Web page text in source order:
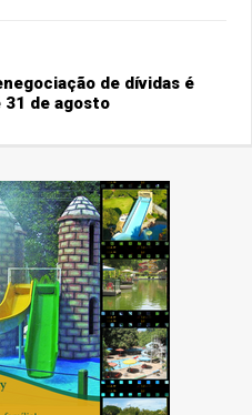
de dívidas é
de agosto